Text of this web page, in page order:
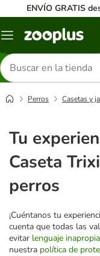
ENVÍO GRATIS
Menú
Buscar
productos
Perros Casetas y
Tu
Caseta
perros
¡Cuéntanos tu
cuenta que todas las
evitar lenguaje
nuestra política de